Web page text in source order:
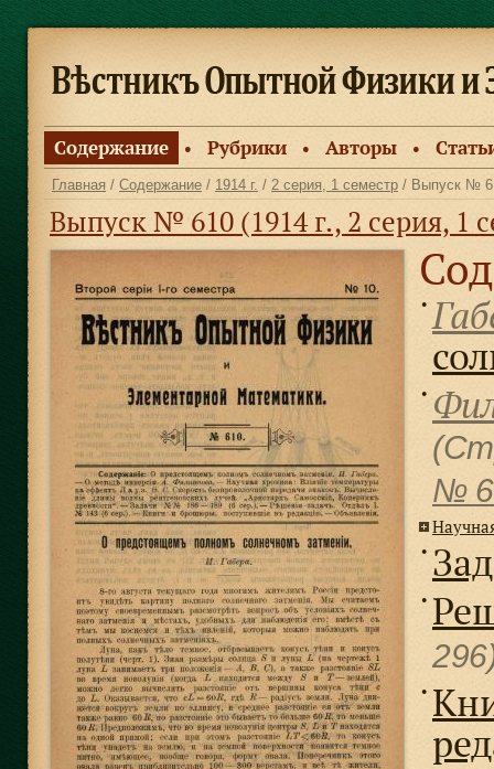
Содержание ● Рубрики ● Авторы ●
Главная / Содержание / 1914 г. / 2 серия, 1 семестр / Выпуск №
Выпуск № 610 (1914 г., 2 серия, 1
●
●
№
●
●
●